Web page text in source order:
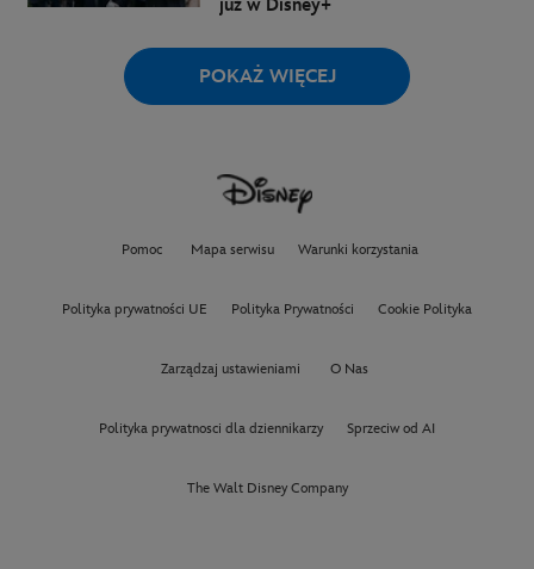
już w Disney+
POKAŻ WIĘCEJ
Pomoc Mapa serwisu Warunki korzystania
Polityka prywatności UE Polityka Prywatności Cookie Polityka
Zarządzaj ustawieniami O Nas
Polityka prywatnosci dla dziennikarzy Sprzeciw od AI
The Walt Disney Company